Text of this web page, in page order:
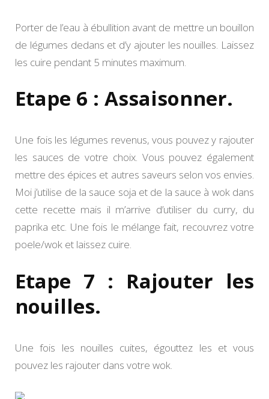
Porter de l’eau à ébullition avant de mettre un bouillon
de légumes dedans et d’y ajouter les nouilles. Laissez
les cuire pendant 5 minutes maximum.
Etape 6 : Assaisonner.
Une fois les légumes revenus, vous pouvez y rajouter
les sauces de votre choix. Vous pouvez également
mettre des épices et autres saveurs selon vos envies.
Moi j’utilise de la sauce soja et de la sauce à wok dans
cette recette mais il m’arrive d’utiliser du curry, du
paprika etc. Une fois le mélange fait, recouvrez votre
poele/wok et laissez cuire.
Etape 7 : Rajouter les
nouilles.
Une fois les nouilles cuites, égouttez les et vous
pouvez les rajouter dans votre wok.